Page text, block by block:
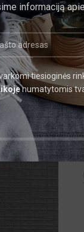
informaciją
tiesioginės
numatytomis